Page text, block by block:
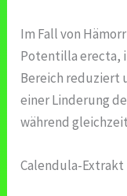
Im Fall von
Potentilla erecta,
Bereich reduziert
einer Linderung
während
Calendula-Extrakt